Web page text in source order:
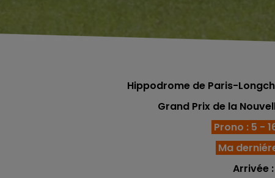
Hippodrome de Paris-
Grand Prix de la
Prono : 5 -
Ma
Arrivée